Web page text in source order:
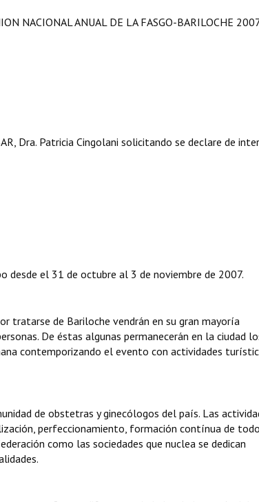
NACIONAL ANUAL DE LA FASGO-BARILOCHE
Dra. Patricia Cingolani solicitando se declare de
desde el 31 de octubre al 3 de noviembre de 2007.
tratarse de Bariloche vendrán en su gran mayoría
De éstas algunas permanecerán en la ciudad
contemporizando el evento con actividades
de obstetras y ginecólogos del país. Las
perfeccionamiento, formación contínua de
como las sociedades que nuclea se dedican